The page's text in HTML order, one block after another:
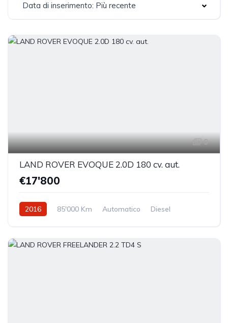
Data di inserimento: Più recente
9
LAND ROVER EVOQUE 2.0D 180 cv. aut.
€17'800
2016 85'000 Km Automatico
Diesel